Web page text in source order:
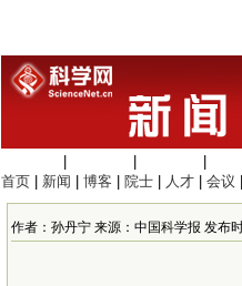
首页
新闻 博客 院士 人才 会议
作者：孙丹宁 来源：中国科学报 发布